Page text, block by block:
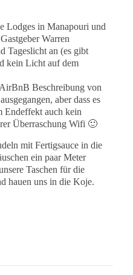
Lodges in Manapouri und
Warren
Tageslicht an (es gibt
kein Licht auf dem
Beschreibung von
aber dass es
Endeffekt auch kein
Überraschung Wifi 🙂
mit Fertigsauce in die
ein paar Meter
Taschen für die
hauen uns in die Koje.